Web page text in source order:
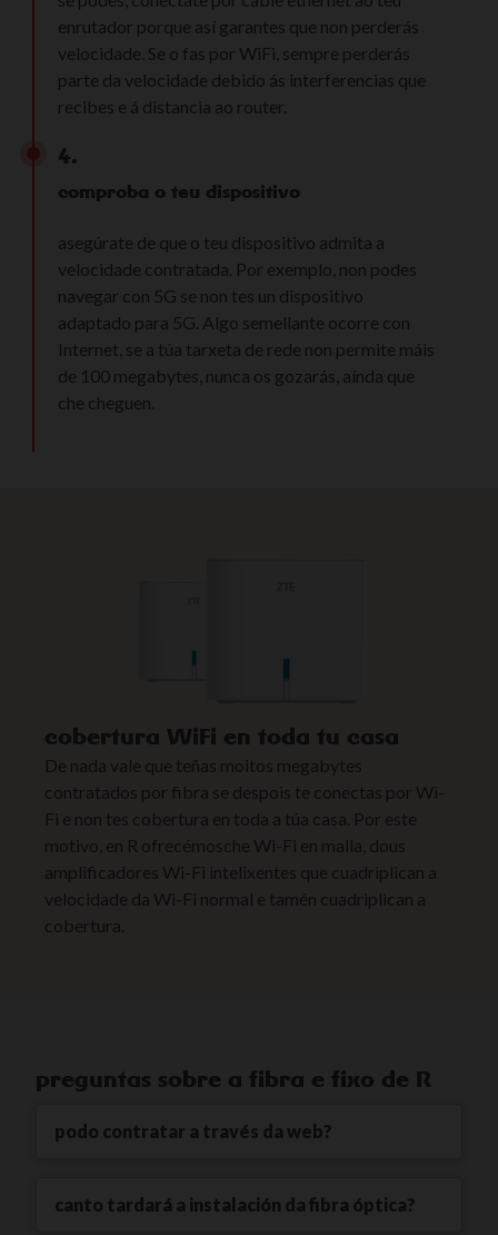
enrutador porque así garantes que non perderás
velocidade. Se o fas por WiFi, sempre perderás
parte da velocidade debido ás interferencias que
recibes e á distancia ao router.
4.
comproba o teu dispositivo
asegúrate de que o teu dispositivo admita a
velocidade contratada. Por exemplo, non podes
navegar con 5G se non tes un dispositivo
adaptado para 5G. Algo semellante ocorre con
Internet, se a túa tarxeta de rede non permite máis
de 100 megabytes, nunca os gozarás, aínda que
che cheguen.
cobertura WiFi en toda tu casa
De nada vale que teñas moitos megabytes
contratados por fibra se despois te conectas por Wi-
Fi e non tes cobertura en toda a túa casa. Por este
motivo, en R ofrecémosche Wi-Fi en malla, dous
amplificadores Wi-Fi intelixentes que cuadriplican a
velocidade da Wi-Fi normal e tamén cuadriplican a
cobertura.
preguntas sobre a fibra e fixo de R
podo contratar a través da web?
canto tardará a instalación da fibra óptica?